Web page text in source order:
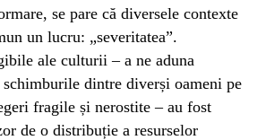
se pare că diversele contexte
un lucru: „severitatea”.
ale culturii – a ne aduna
dintre diverși oameni pe
fragile și nerostite – au fost
de o distribuție a resurselor